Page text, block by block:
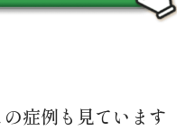
症例も見ています